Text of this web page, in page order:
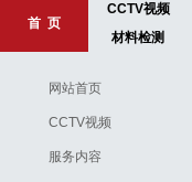
首 页
CCTV视频
材料检测
网站首页
CCTV视频
服务内容